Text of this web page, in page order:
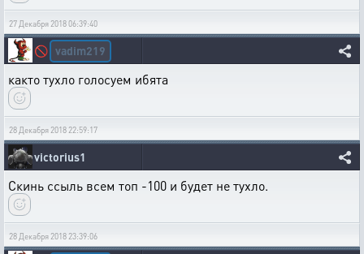
27 Декабря 2018 06:39:40
🚫 vadim219
както тухло голосуем ибята
28 Декабря 2018 22:59:17
victorius1
Скинь ссыль всем топ -100 и будет не тухло.
28 Декабря 2018 23:39:06